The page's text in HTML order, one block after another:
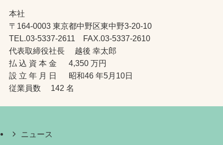
本社
〒164-0003 東京都中野区東中野3-20-10
TEL.03-5337-2611 FAX.03-5337-2610
代表取締役社長 越後 幸太郎
払 込 資 本 金 4,350 万円
設 立 年 月 日 昭和46 年5月10日
従業員数 142 名
ニュース